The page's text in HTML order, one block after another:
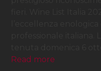
Read more